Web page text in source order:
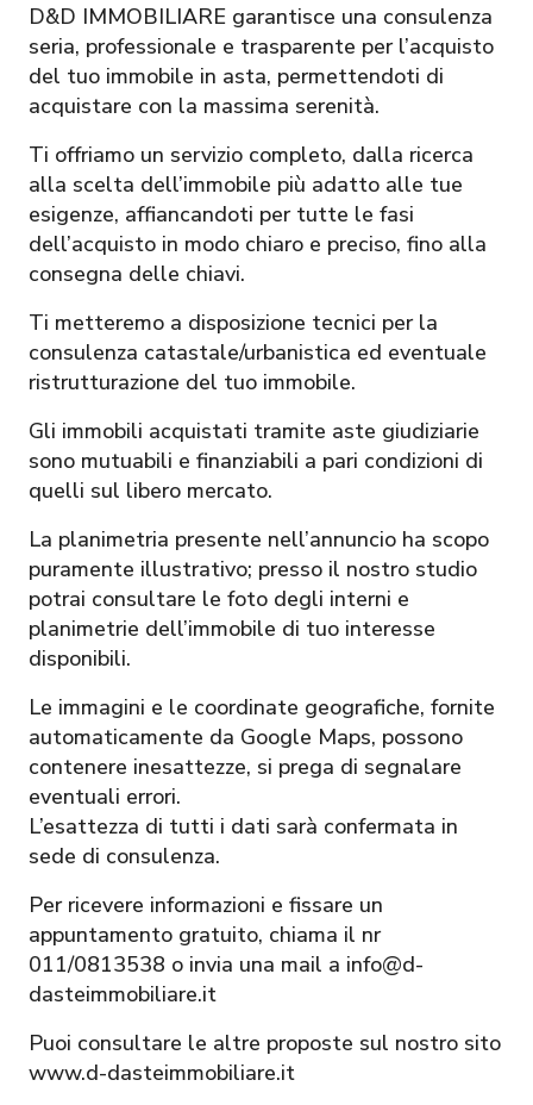
D&D IMMOBILIARE garantisce una consulenza
seria, professionale e trasparente per l’acquisto
del tuo immobile in asta, permettendoti di
acquistare con la massima serenità.
Ti offriamo un servizio completo, dalla ricerca
alla scelta dell’immobile più adatto alle tue
esigenze, affiancandoti per tutte le fasi
dell’acquisto in modo chiaro e preciso, fino alla
consegna delle chiavi.
Ti metteremo a disposizione tecnici per la
consulenza catastale/urbanistica ed eventuale
ristrutturazione del tuo immobile.
Gli immobili acquistati tramite aste giudiziarie
sono mutuabili e finanziabili a pari condizioni di
quelli sul libero mercato.
La planimetria presente nell’annuncio ha scopo
puramente illustrativo; presso il nostro studio
potrai consultare le foto degli interni e
planimetrie dell’immobile di tuo interesse
disponibili.
Le immagini e le coordinate geografiche, fornite
automaticamente da Google Maps, possono
contenere inesattezze, si prega di segnalare
eventuali errori.
L’esattezza di tutti i dati sarà confermata in
sede di consulenza.
Per ricevere informazioni e fissare un
appuntamento gratuito, chiama il nr
011/0813538 o invia una mail a info@d-
dasteimmobiliare.it
Puoi consultare le altre proposte sul nostro sito
www.d-dasteimmobiliare.it